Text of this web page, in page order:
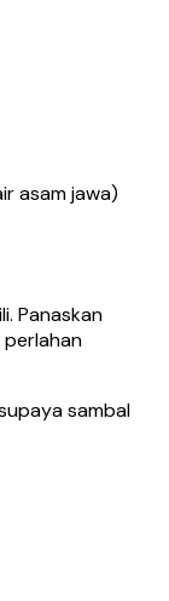
asam jawa)
Panaskan
sambal